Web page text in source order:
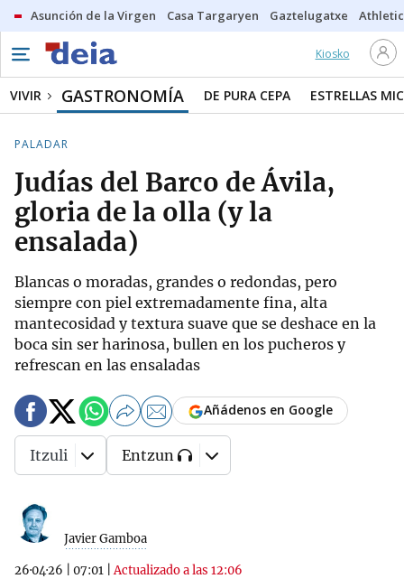
Asunción de la Virgen Casa Targaryen Gaztelugatxe Athletic
Kiosko
VIVIR GASTRONOMÍA DE PURA CEPA ESTRELLAS
PALADAR
Judías del Barco de Ávila,
gloria de la olla (y la
ensalada)
Blancas o moradas, grandes o redondas, pero
siempre con piel extremadamente fina, alta
mantecosidad y textura suave que se deshace en la
boca sin ser harinosa, bullen en los pucheros y
refrescan en las ensaladas
Javier Gamboa
26·04·26 07:01 |Actualizado a las 12:06
Añádenos en Google
Itzuli Entzun